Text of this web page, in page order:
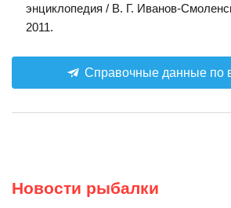
энциклопедия / В. Г. Иванов-
2011.
Справочные данные по
Новости рыбалки